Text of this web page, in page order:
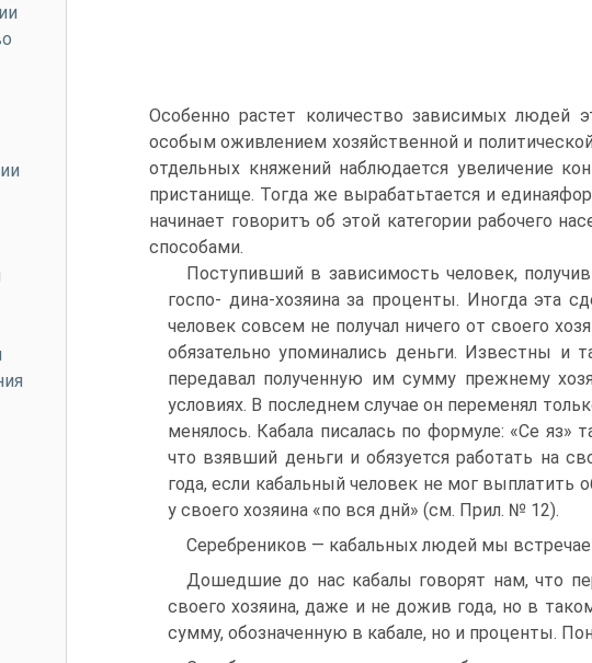
Особенно растет количество зависимых людей
особым оживлением хозяйственной и
отдель­ных княжений наблюдается увеличение
пристанище. Тогда же вырабатьтается и
начинает говоритъ об этой категории рабочего
способами.
Поступивший в зависимость человек,
госпо- дина-хозяина за проценты. Иногда эта
человек совсем не получал ничего от своего
обязательно упомина­лись деньги. Известны и
передавал полученную им сумму прежнему
условиях. B последнем случае он пере­менял
менялось. Кабала писалась по формуле: «Ce яз»
что взявший деньги и обязуется работать на
года, если кабальный человек не мог выплатить
у своего хозяина «по вся днй» (см. Прил. № 12).
Серебреников — кабальных людей мы
Дошедшие до нас кабалы говорят нам, что
своего хозяина, даже и не дожив года, но в
сумму, обо­значенную в кабале, но и проценты.